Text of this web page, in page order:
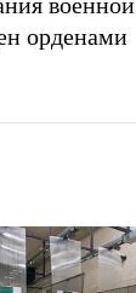
военной
орденами